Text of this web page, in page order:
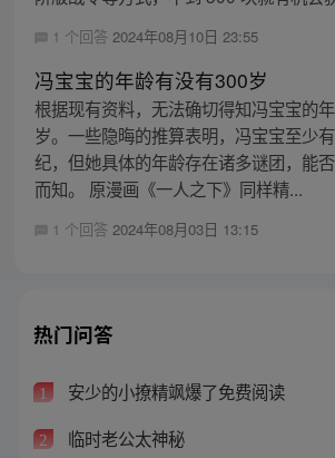
1 个回答 2024年08月10日 23:55
冯宝宝的年龄有没有300岁
根据现有资料，无法确切得知冯宝宝的
岁。一些隐晦的推算表明，冯宝宝至少
纪，但她具体的年龄存在诸多谜团，能
而知。 原漫画《一人之下》同样精...
1 个回答 2024年08月03日 13:15
热门问答
1 安少的小撩精飒爆了免费阅读
2 临时老公太神秘